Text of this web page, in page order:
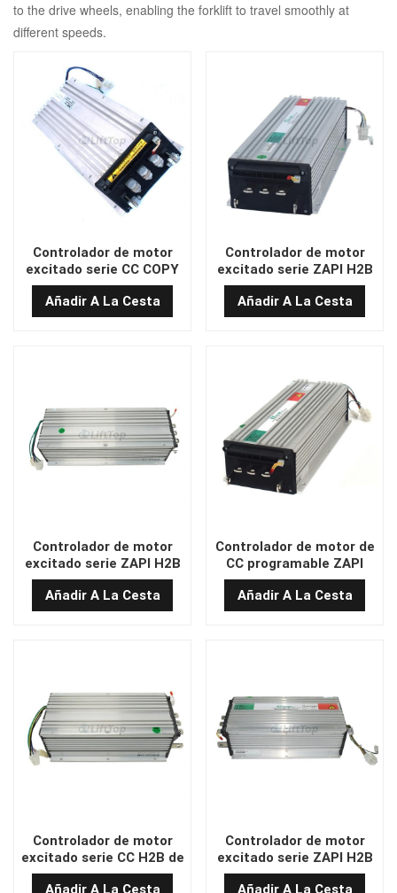
to the drive wheels, enabling the forklift to travel smoothly at
different speeds.
Controlador de motor
excitado serie CC COPY
H2B 80 V 600 A
Añadir A La Cesta
Controlador de motor
excitado serie ZAPI H2B
de 80 V y 600 A CC
Añadir A La Cesta
Controlador de motor
excitado serie ZAPI H2B
de 48 V y 600 A CC.
Añadir A La Cesta
Controlador de motor de
CC programable ZAPI
H2B de 48 V y 600 A
Añadir A La Cesta
Controlador de motor
excitado serie CC H2B de
48 V y 420 A.
Añadir A La Cesta
Controlador de motor
excitado serie ZAPI H2B
de 48 V y 420 A CC
Añadir A La Cesta